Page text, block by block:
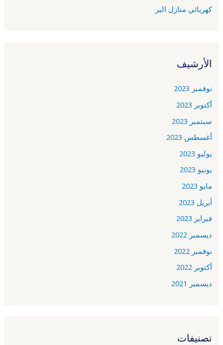
كهربائي منازل البر
الأرشيف
نوفمبر 2023
أكتوبر 2023
سبتمبر 2023
أغسطس 2023
يوليو 2023
يونيو 2023
مايو 2023
أبريل 2023
فبراير 2023
ديسمبر 2022
نوفمبر 2022
أكتوبر 2022
ديسمبر 2021
تصنيفات